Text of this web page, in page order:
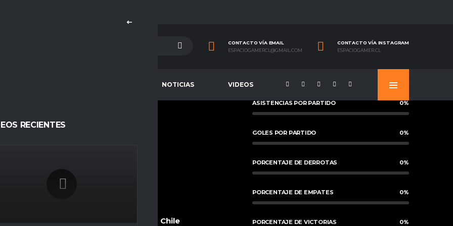
CONTACTO VÍA EMAIL
ESPACIOGAMERCL@GMAIL.COM
CONTACTO VÍA INSTAGRAM
ESPACIOGAMER.CL
NOTICIAS VIDEOS
RECIENTES
EASYK1DD_
Chile
ASISTENCIAS POR PARTIDO 0%
GOLES POR PARTIDO 0%
PORCENTAJE DE DERROTAS 0%
PORCENTAJE DE EMPATES 0%
PORCENTAJE DE VICTORIAS 0%